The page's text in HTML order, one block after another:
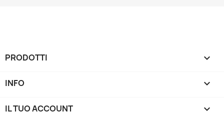
PRODOTTI 
INFO 
IL TUO ACCOUNT 